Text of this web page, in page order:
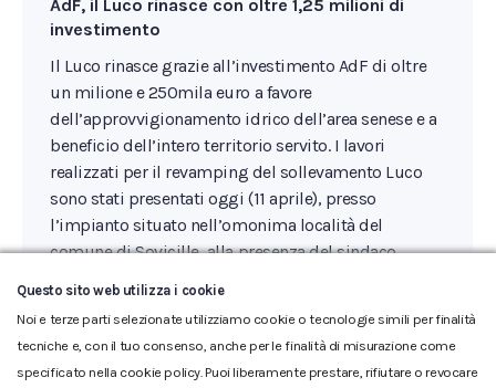
AdF, il Luco rinasce con oltre 1,25 milioni di
investimento
Il Luco rinasce grazie all’investimento AdF di oltre
un milione e 250mila euro a favore
dell’approvvigionamento idrico dell’area senese e a
beneficio dell’intero territorio servito. I lavori
realizzati per il revamping del sollevamento Luco
sono stati presentati oggi (11 aprile), presso
l’impianto situato nell’omonima località del
comune di Sovicille, alla presenza del sindaco
Questo sito web utilizza i cookie
Noi e terze parti selezionate utilizziamo cookie o tecnologie simili per finalità
tecniche e, con il tuo consenso, anche per le finalità di misurazione come
specificato nella cookie policy. Puoi liberamente prestare, rifiutare o revocare